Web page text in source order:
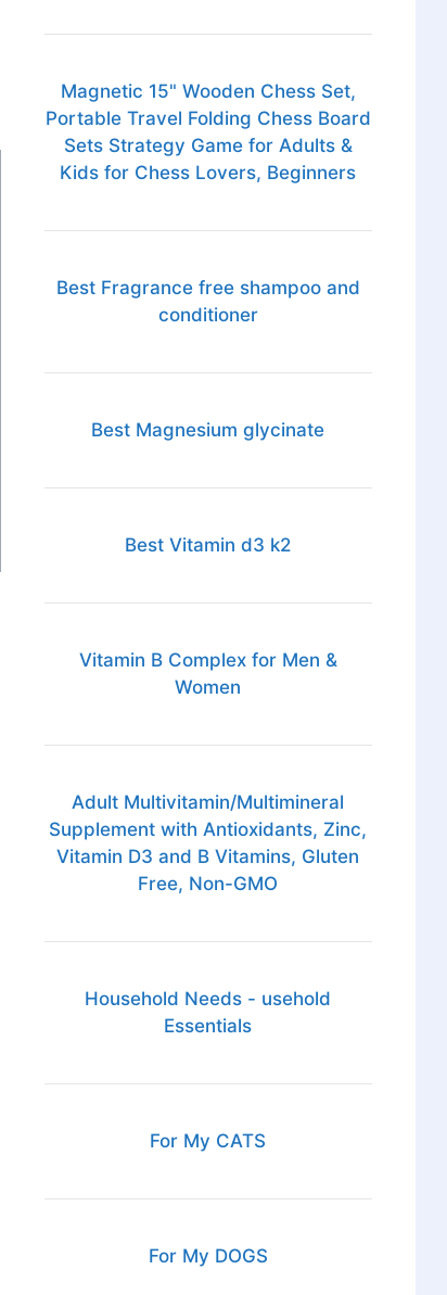
Magnetic 15" Wooden Chess Set,
Portable Travel Folding Chess Board
Sets Strategy Game for Adults &
Kids for Chess Lovers, Beginners
Best Fragrance free shampoo and
conditioner
Best Magnesium glycinate
Best Vitamin d3 k2
Vitamin B Complex for Men &
Women
Adult Multivitamin/Multimineral
Supplement with Antioxidants, Zinc,
Vitamin D3 and B Vitamins, Gluten
Free, Non-GMO
Household Needs - usehold
Essentials
For My CATS
For My DOGS